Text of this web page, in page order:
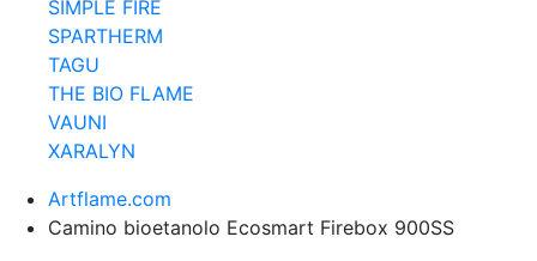
SIMPLE FIRE
SPARTHERM
TAGU
THE BIO FLAME
VAUNI
XARALYN
Artflame.com
Camino bioetanolo Ecosmart Firebox 900SS